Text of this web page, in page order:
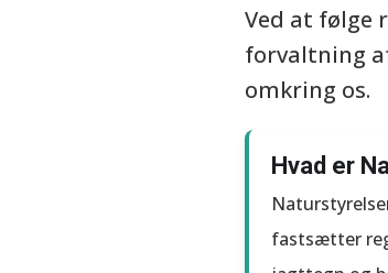
Ved at følge
forvaltning
omkring os.
Hvad er
fastsætter